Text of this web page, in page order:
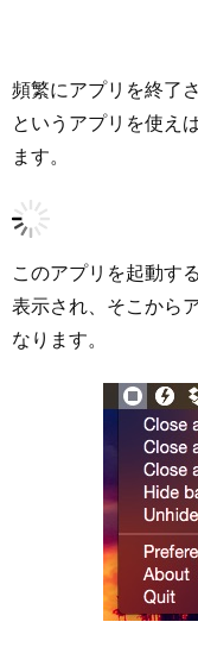
頻繁にアプリを終了
というアプリを使え
ます。
このアプリを起動す
表示され、そこから
なります。